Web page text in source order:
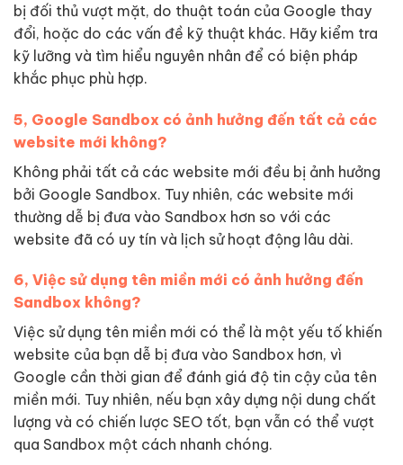
bị đối thủ vượt mặt, do thuật toán của Google thay
đổi, hoặc do các vấn đề kỹ thuật khác. Hãy kiểm tra
kỹ lưỡng và tìm hiểu nguyên nhân để có biện pháp
khắc phục phù hợp.
5, Google Sandbox có ảnh hưởng đến tất cả các
website mới không?
Không phải tất cả các website mới đều bị ảnh hưởng
bởi Google Sandbox. Tuy nhiên, các website mới
thường dễ bị đưa vào Sandbox hơn so với các
website đã có uy tín và lịch sử hoạt động lâu dài.
6, Việc sử dụng tên miền mới có ảnh hưởng đến
Sandbox không?
Việc sử dụng tên miền mới có thể là một yếu tố khiến
website của bạn dễ bị đưa vào Sandbox hơn, vì
Google cần thời gian để đánh giá độ tin cậy của tên
miền mới. Tuy nhiên, nếu bạn xây dựng nội dung chất
lượng và có chiến lược SEO tốt, bạn vẫn có thể vượt
qua Sandbox một cách nhanh chóng.